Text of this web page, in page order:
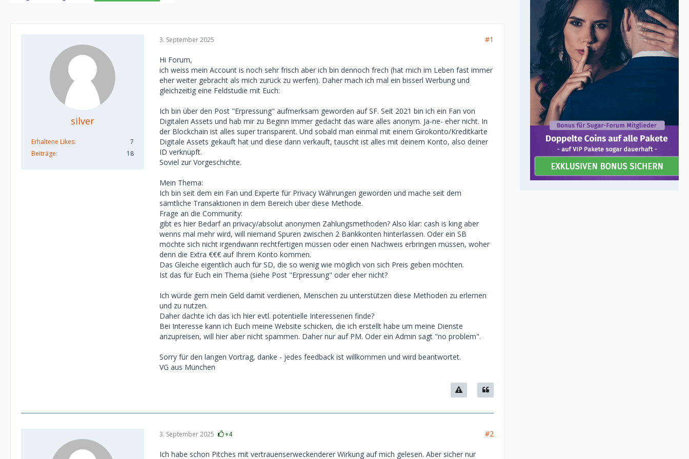
silver
Erhaltene Likes
7
Beiträge
18
3. September 2025 #1
Hi Forum,
ich weiss mein Account is noch sehr frisch aber ich bin dennoch frech (hat mich im Leben fast immer
eher weiter gebracht als mich zurück zu werfen). Daher mach ich mal ein bisserl Werbung und
gleichzeitig eine Feldstudie mit Euch:
Ich bin über den Post "Erpressung" aufmerksam geworden auf SF. Seit 2021 bin ich ein Fan von
Digitalen Assets und hab mir zu Beginn immer gedacht das wäre alles anonym. Ja-ne- eher nicht. In
der Blockchain ist alles super transparent. Und sobald man einmal mit einem Girokonto/Kreditkarte
Digitale Assets gekauft hat und diese dann verkauft, tauscht ist alles mit deinem Konto, also deiner
ID verknüpft.
Soviel zur Vorgeschichte.
Mein Thema:
Ich bin seit dem ein Fan und Experte für Privacy Währungen geworden und mache seit dem
sämtliche Transaktionen in dem Bereich über diese Methode.
Frage an die Community:
gibt es hier Bedarf an privacy/absolut anonymen Zahlungsmethoden? Also klar: cash is king aber
wenns mal mehr wird, will niemand Spuren zwischen 2 Bankkonten hinterlassen. Oder ein SB
möchte sich nicht irgendwann rechtfertigen müssen oder einen Nachweis erbringen müssen, woher
denn die Extra €€€ auf Ihrem Konto kommen.
Das Gleiche eigentlich auch für SD, die so wenig wie möglich von sich Preis geben möchten.
Ist das für Euch ein Thema (siehe Post "Erpressung" oder eher nicht?
Ich würde gern mein Geld damit verdienen, Menschen zu unterstützen diese Methoden zu erlernen
und zu nutzen.
Daher dachte ich das ich hier evtl. potentielle Interessenen finde?
Bei Interesse kann ich Euch meine Website schicken, die ich erstellt habe um meine Dienste
anzupreisen, will hier aber nicht spammen. Daher nur auf PM. Oder ein Admin sagt "no problem".
Sorry für den langen Vortrag, danke - jedes feedback ist willkommen und wird beantwortet.
VG aus München
3. September 2025 +4 #2
Ich habe schon Pitches mit vertrauenserweckenderer Wirkung auf mich gelesen. Aber sicher nur